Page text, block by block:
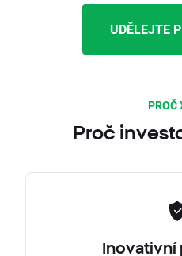
UDĚLEJTE
PROČ
Proč
Inovativní